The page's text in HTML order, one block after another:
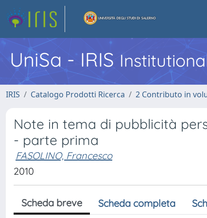
UniSa - IRIS
IRIS Catalogo Prodotti Ricerca 2 Contributo in
Note in tema di pubblicità
- parte prima
FASOLINO, Francesco
2010
Scheda breve Scheda completa